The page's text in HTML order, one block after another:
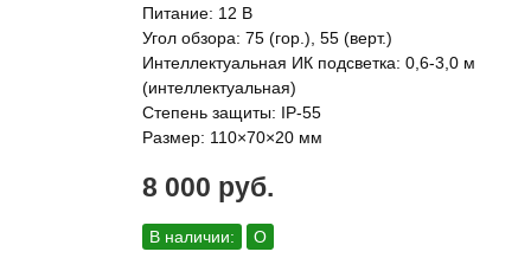
Питание: 12 В
Угол обзора: 75 (гор.), 55 (верт.)
Интеллектуальная ИК подсветка: 0,6-3,0 м
(интеллектуальная)
Степень защиты: IP-55
Размер: 110×70×20 мм
8 000 руб.
В наличии: О